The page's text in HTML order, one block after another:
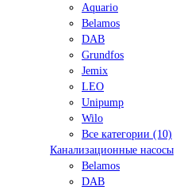
Aquario
Belamos
DAB
Grundfos
Jemix
LEO
Unipump
Wilo
Все категории (10)
Канализационные насосы
Belamos
DAB